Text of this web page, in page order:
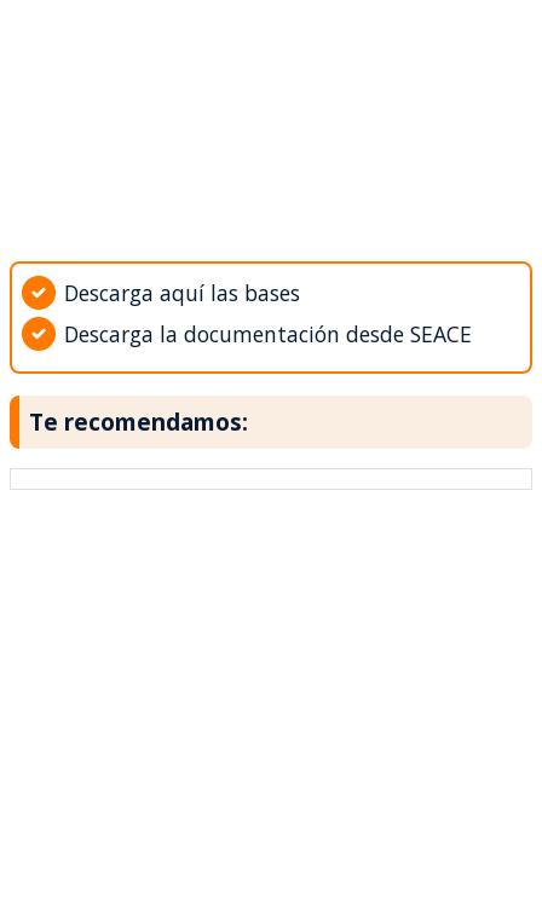
Descarga aquí las bases
Descarga la documentación desde SEACE
Te recomendamos: